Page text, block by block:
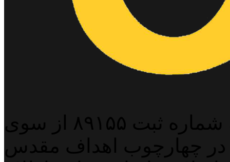
پایگاه خبری خبربین آنلاین به شماره ثبت ۸۹۱۵۵ از سوی
در چهارچوب اهداف مقدس